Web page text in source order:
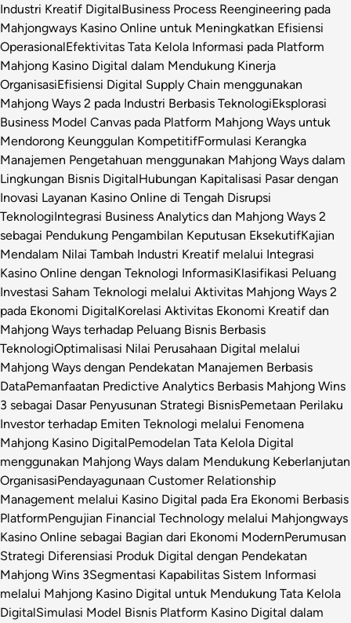
Industri Kreatif DigitalBusiness Process Reengineering pada
Mahjongways Kasino Online untuk Meningkatkan Efisiensi
OperasionalEfektivitas Tata Kelola Informasi pada Platform
Mahjong Kasino Digital dalam Mendukung Kinerja
OrganisasiEfisiensi Digital Supply Chain menggunakan
Mahjong Ways 2 pada Industri Berbasis TeknologiEksplorasi
Business Model Canvas pada Platform Mahjong Ways untuk
Mendorong Keunggulan KompetitifFormulasi Kerangka
Manajemen Pengetahuan menggunakan Mahjong Ways dalam
Lingkungan Bisnis DigitalHubungan Kapitalisasi Pasar dengan
Inovasi Layanan Kasino Online di Tengah Disrupsi
TeknologiIntegrasi Business Analytics dan Mahjong Ways 2
sebagai Pendukung Pengambilan Keputusan EksekutifKajian
Mendalam Nilai Tambah Industri Kreatif melalui Integrasi
Kasino Online dengan Teknologi InformasiKlasifikasi Peluang
Investasi Saham Teknologi melalui Aktivitas Mahjong Ways 2
pada Ekonomi DigitalKorelasi Aktivitas Ekonomi Kreatif dan
Mahjong Ways terhadap Peluang Bisnis Berbasis
TeknologiOptimalisasi Nilai Perusahaan Digital melalui
Mahjong Ways dengan Pendekatan Manajemen Berbasis
DataPemanfaatan Predictive Analytics Berbasis Mahjong Wins
3 sebagai Dasar Penyusunan Strategi BisnisPemetaan Perilaku
Investor terhadap Emiten Teknologi melalui Fenomena
Mahjong Kasino DigitalPemodelan Tata Kelola Digital
menggunakan Mahjong Ways dalam Mendukung Keberlanjutan
OrganisasiPendayagunaan Customer Relationship
Management melalui Kasino Digital pada Era Ekonomi Berbasis
PlatformPengujian Financial Technology melalui Mahjongways
Kasino Online sebagai Bagian dari Ekonomi ModernPerumusan
Strategi Diferensiasi Produk Digital dengan Pendekatan
Mahjong Wins 3Segmentasi Kapabilitas Sistem Informasi
melalui Mahjong Kasino Digital untuk Mendukung Tata Kelola
DigitalSimulasi Model Bisnis Platform Kasino Digital dalam